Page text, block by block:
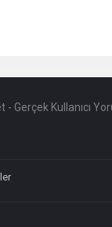
Gerçek Kullanıcı